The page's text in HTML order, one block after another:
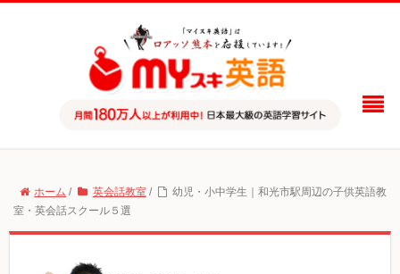
ホーム / 英会話教室 /
幼児・小中学生｜和光市駅周辺の子供英語教
室・英会話スクール５選